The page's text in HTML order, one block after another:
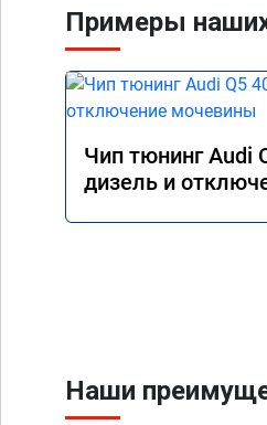
Примеры
Чип тюнинг Audi
дизель и
Наши